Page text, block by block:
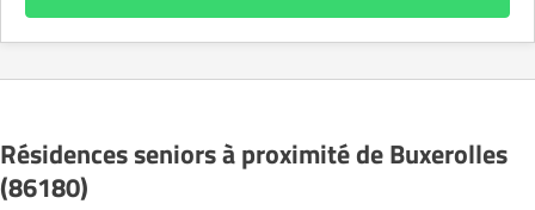
Résidences seniors à proximité de Buxerolles
(86180)